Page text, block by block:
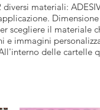
materiali:
scegliere il materiale
e immagini
delle cartelle